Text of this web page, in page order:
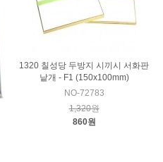
1320 칠성당 두방지 시끼시 서화판
낱개 - F1 (150x100mm)
NO-72783
1,320원
860원